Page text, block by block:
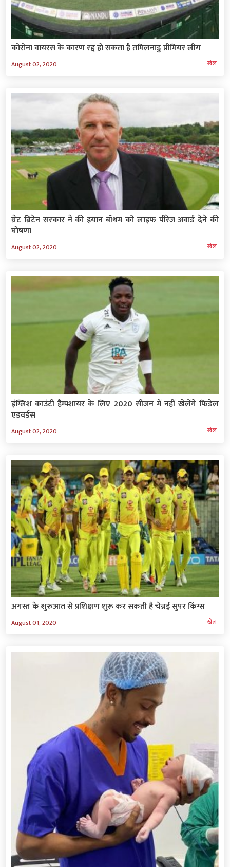
कोरोना वायरस के कारण रद्द हो सकता है तमिलनाडु प्रीमियर लीग
August 02, 2020 खेल
ग्रेट ब्रिटेन सरकार ने की इयान बॉथम को लाइफ पीरेज अवार्ड देने की
घोषणा
August 02, 2020 खेल
इंग्लिश काउंटी हैम्पशायर के लिए 2020 सीजन में नहीं खेलेंगे फिडेल
एडवर्डस
August 02, 2020 खेल
अगस्त के शुरूआत से प्रशिक्षण शुरू कर सकती है चेन्नई सुपर किंग्स
August 01, 2020 खेल